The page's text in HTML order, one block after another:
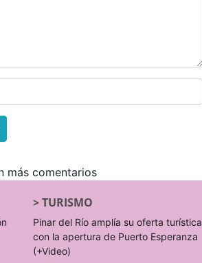
más comentarios
>TURISMO
Pinar del Río amplía su oferta turística
con la apertura de Puerto Esperanza
(+Video)